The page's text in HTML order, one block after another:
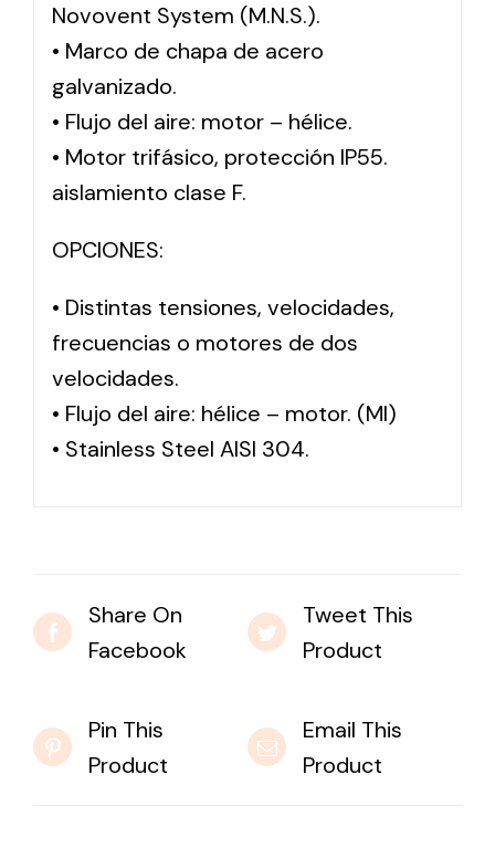
Novovent System (M.N.S.).
• Marco de chapa de acero
galvanizado.
• Flujo del aire: motor – hélice.
• Motor trifásico, protección IP55.
aislamiento clase F.
OPCIONES:
• Distintas tensiones, velocidades,
frecuencias o motores de dos
velocidades.
• Flujo del aire: hélice – motor. (MI)
• Stainless Steel AISI 304.
Share On
Facebook
Tweet This
Product
Pin This
Product
Email This
Product